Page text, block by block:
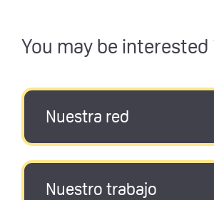
You may be interested
Nuestra red
Nuestro trabajo